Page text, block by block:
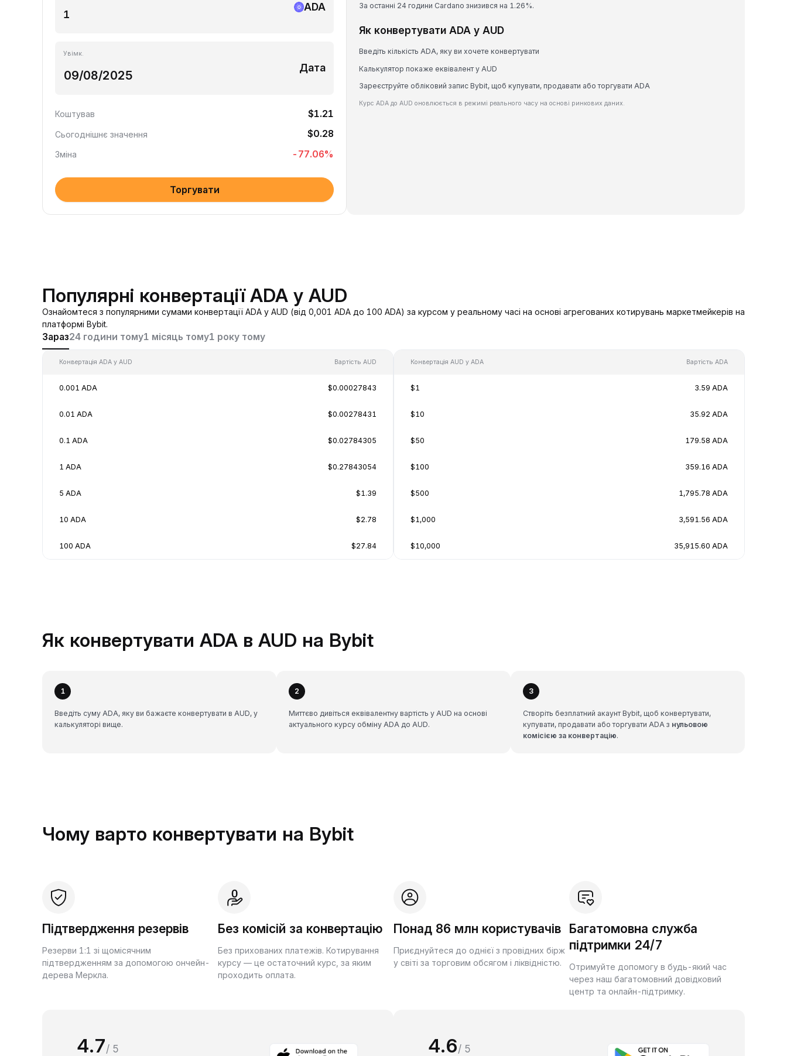
ADA
Увімк.
Дата
Коштував $1.21
Сьогоднішнє значення $0.28
Зміна -77.06%
Торгувати
За останні 24 години Cardano знизився на 1.26%.
Як конвертувати ADA у AUD
Введіть кількість ADA, яку ви хочете конвертувати
Калькулятор покаже еквівалент у AUD
Зареєструйте обліковий запис Bybit, щоб купувати, продавати або торгувати ADA
Курс ADA до AUD оновлюється в режимі реального часу на основі ринкових даних.
Популярні конвертації ADA у AUD
Ознайомтеся з популярними сумами конвертації ADA у AUD (від 0,001 ADA до 100 ADA) за курсом у реальному часі на основі агрегованих котирувань маркетмейкерів на
платформі Bybit.
Зараз24 години тому1 місяць тому1 року тому
Конвертація ADA у AUD Вартість AUD
0.001 ADA $0.00027843
0.01 ADA $0.00278431
0.1 ADA $0.02784305
1 ADA $0.27843054
5 ADA $1.39
10 ADA $2.78
100 ADA $27.84
Конвертація AUD у ADA Вартість ADA
$1 3.59 ADA
$10 35.92 ADA
$50 179.58 ADA
$100 359.16 ADA
$500 1,795.78 ADA
$1,000 3,591.56 ADA
$10,000 35,915.60 ADA
Як конвертувати ADA в AUD на Bybit
1
Введіть суму ADA, яку ви бажаєте конвертувати в AUD, у
калькуляторі вище.
2
Миттєво дивіться еквівалентну вартість у AUD на основі
актуального курсу обміну ADA до AUD.
3
Створіть безплатний акаунт Bybit, щоб конвертувати,
купувати, продавати або торгувати ADA з нульовою
комісією за конвертацію.
Чому варто конвертувати на Bybit
Підтвердження резервів
Резерви 1:1 зі щомісячним
підтвердженням за допомогою ончейн-
дерева Меркла.
Без комісій за конвертацію
Без прихованих платежів. Котирування
курсу — це остаточний курс, за яким
проходить оплата.
Понад 86 млн користувачів
Приєднуйтеся до однієї з провідних бірж
у світі за торговим обсягом і ліквідністю.
Багатомовна служба
підтримки 24/7
Отримуйте допомогу в будь-який час
через наш багатомовний довідковий
центр та онлайн-підтримку.
4.7/ 5 4.6/ 5